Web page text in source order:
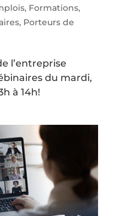
, Formations,
, Porteurs de
l’entreprise
du mardi,
à 14h!